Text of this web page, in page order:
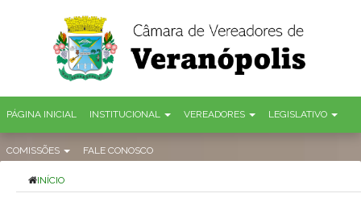
PÁGINA INICIAL INSTITUCIONAL VEREADORES LEGISLATIVO
COMISSÕES FALE CONOSCO
INÍCIO